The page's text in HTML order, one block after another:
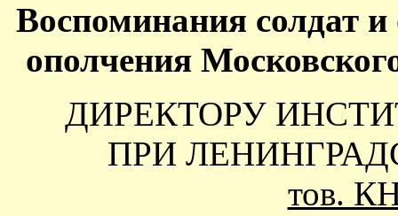
Воспоминания солдат
ополчения
ДИРЕКТОРУ
ПРИ
тов.